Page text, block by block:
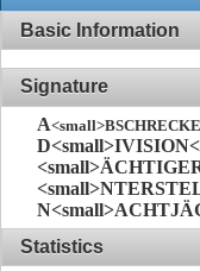
Basic Information
Signature
A
D
N
Statistics